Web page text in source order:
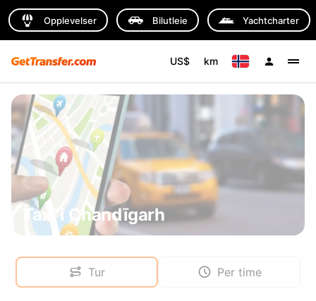
Opplevelser Bilutleie Yachtcharter
US$ km
Taxi i Chandīgarh
Tur Per time